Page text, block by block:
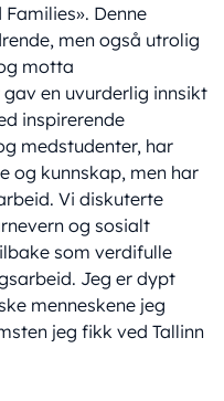
Denne
men også utrolig
motta
en uvurderlig innsikt
inspirerende
medstudenter, har
og kunnskap, men har
Vi diskuterte
og sosialt
som verdifulle
Jeg er dypt
menneskene jeg
jeg fikk ved Tallinn